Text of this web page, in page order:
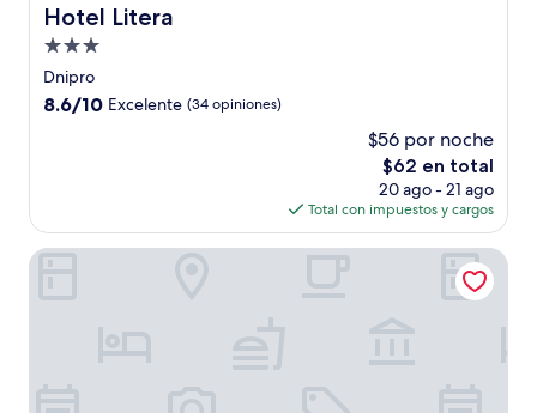
Hotel Litera
Hotel Litera
Propiedad
de
3.0
Dnipro
8.6
8.6/10 Excelente (34 opiniones)
$56 por noche
El
precio
actual
es
de
$62 en total
20 ago - 21 ago
Total con impuestos y cargos
Tsunami Spa Hotel